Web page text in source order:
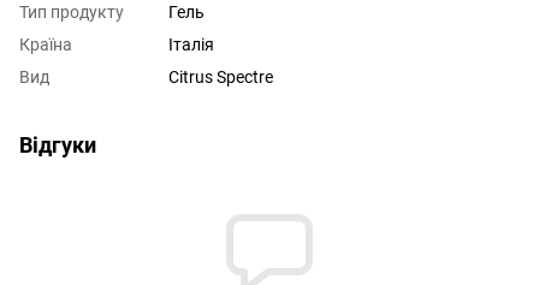
Тип продукту
Гель
Країна
Італія
Вид
Citrus Spectre
Відгуки